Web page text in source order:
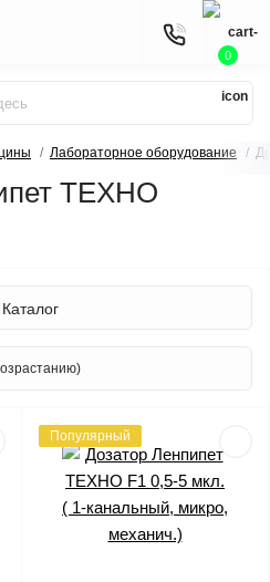
0
Лабораторное оборудование
ТЕХНО
Каталог
Популярный